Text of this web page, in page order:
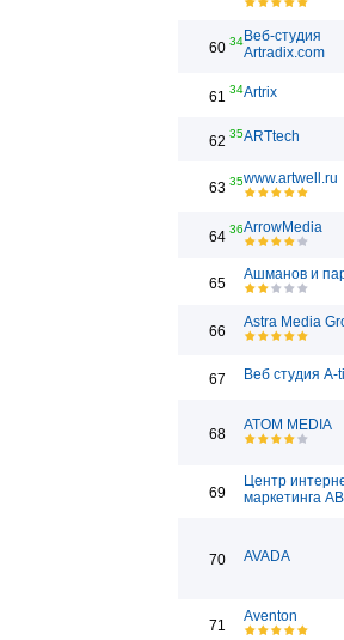
60 34Веб-студия
Artradix.com
61 34Artrix
62 35ARTtech
63 35www.artwell.ru
64 36ArrowMedia
65
Ашманов и
66
Astra Media
67 Веб студия A-
68
ATOM MEDIA
69
Центр
маркетинга
70 AVADA
71
Aventon